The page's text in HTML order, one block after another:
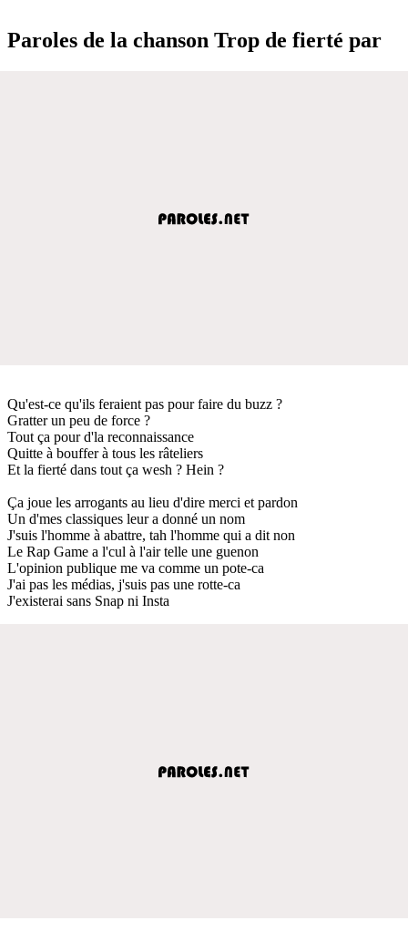
Paroles de la chanson Trop de fierté par
Qu'est-ce qu'ils feraient pas pour faire du buzz ?
Gratter un peu de force ?
Tout ça pour d'la reconnaissance
Quitte à bouffer à tous les râteliers
Et la fierté dans tout ça wesh ? Hein ?
Ça joue les arrogants au lieu d'dire merci et pardon
Un d'mes classiques leur a donné un nom
J'suis l'homme à abattre, tah l'homme qui a dit non
Le Rap Game a l'cul à l'air telle une guenon
L'opinion publique me va comme un pote-ca
J'ai pas les médias, j'suis pas une rotte-ca
J'existerai sans Snap ni Insta